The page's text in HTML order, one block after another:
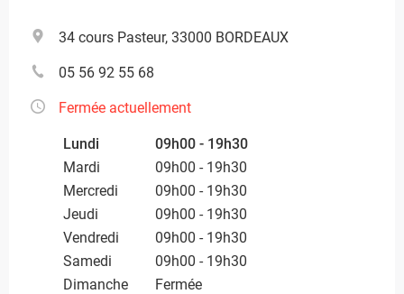
34 cours Pasteur, 33000 BORDEAUX
05 56 92 55 68
Fermée actuellement
Lundi
09h00 - 19h30
Mardi
09h00 - 19h30
Mercredi
09h00 - 19h30
Jeudi
09h00 - 19h30
Vendredi
09h00 - 19h30
Samedi
09h00 - 19h30
Dimanche
Fermée